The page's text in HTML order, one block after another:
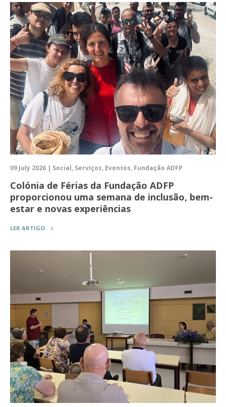
09 July 2026 | Social, Serviços, Eventos, Fundação ADFP
Colónia de Férias da Fundação ADFP
proporcionou uma semana de inclusão, bem-
estar e novas experiências
LER ARTIGO